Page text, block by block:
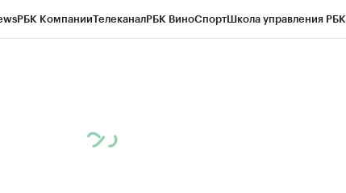
РБК КомпанииТелеканалРБК ВиноСпортШкола управления РБК